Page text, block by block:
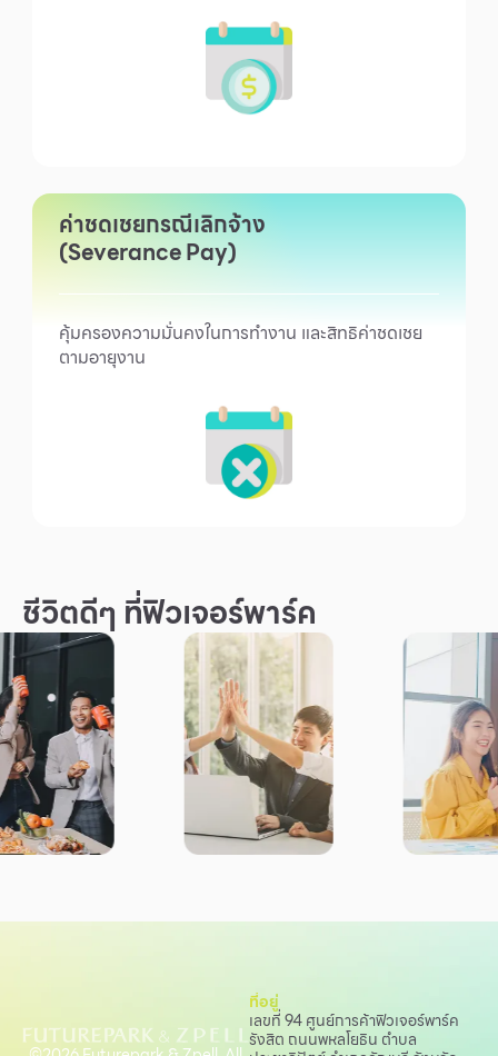
ค่าชดเชยกรณีเลิกจ้าง
(Severance Pay)
คุ้มครองความมั่นคงในการทำงาน และสิทธิค่าชดเชย
ตามอายุงาน
ชีวิตดีๆ ที่ฟิวเจอร์พาร์ค
ที่อยู่
เลขที่ 94 ศูนย์การค้าฟิวเจอร์พาร์ค
รังสิต ถนนพหลโยธิน ตำบล